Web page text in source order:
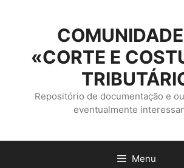
conteúdo«CORTE E
Repositório de documentação e
eventualmente
Menu